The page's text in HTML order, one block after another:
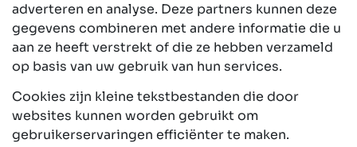
adverteren en analyse. Deze partners kunnen deze
gegevens combineren met andere informatie die u
aan ze heeft verstrekt of die ze hebben verzameld
op basis van uw gebruik van hun services.
Cookies zijn kleine tekstbestanden die door
websites kunnen worden gebruikt om
gebruikerservaringen efficiënter te maken.